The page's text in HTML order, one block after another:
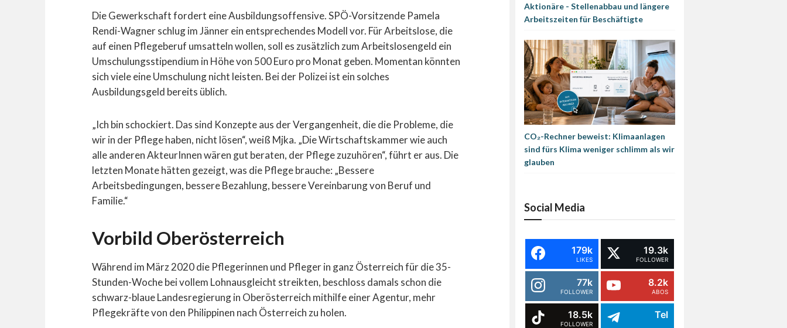
Die Gewerkschaft fordert eine Ausbildungsoffensive. SPÖ-Vorsitzende Pamela
Rendi-Wagner schlug im Jänner ein entsprechendes Modell vor. Für Arbeitslose, die
auf einen Pflegeberuf umsatteln wollen, soll es zusätzlich zum Arbeitslosengeld ein
Umschulungsstipendium in Höhe von 500 Euro pro Monat geben. Momentan könnten
sich viele eine Umschulung nicht leisten. Bei der Polizei ist ein solches
Ausbildungsgeld bereits üblich.
„Ich bin schockiert. Das sind Konzepte aus der Vergangenheit, die die Probleme, die
wir in der Pflege haben, nicht lösen“, weiß Mjka. „Die Wirtschaftskammer wie auch
alle anderen AkteurInnen wären gut beraten, der Pflege zuzuhören“, führt er aus. Die
letzten Monate hätten gezeigt, was die Pflege brauche: „Bessere
Arbeitsbedingungen, bessere Bezahlung, bessere Vereinbarung von Beruf und
Familie.“
Vorbild Oberösterreich
Während im März 2020 die Pflegerinnen und Pfleger in ganz Österreich für die 35-
Stunden-Woche bei vollem Lohnausgleicht streikten, beschloss damals schon die
schwarz-blaue Landesregierung in Oberösterreich mithilfe einer Agentur, mehr
Pflegekräfte von den Philippinen nach Österreich zu holen.
Aktionäre - Stellenabbau und längere
Arbeitszeiten für Beschäftigte
CO₂-Rechner beweist: Klimaanlagen
sind fürs Klima weniger schlimm als wir
glauben
Social Media
179k
LIKES
19.3k
FOLLOWER
77k
FOLLOWER
8.2k
ABOS
18.5k
FOLLOWER
Tel